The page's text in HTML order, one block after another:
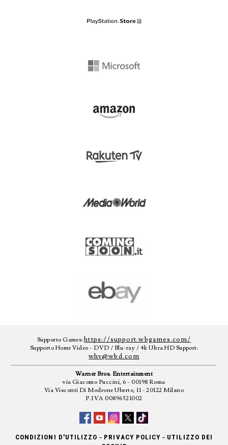
Supporto Games:https://support.wbgames.com/
Supporto Home Video - DVD / Blu-ray / 4k Ultra HD Support:
whv@wbd.com
Warner Bros. Entertainment
via Giacomo Puccini, 6 - 00198 Roma
Via Visconti Di Modrone Uberto, 11 - 20122 Milano
P.IVA 00896521002
CONDIZIONI D'UTILIZZO - PRIVACY POLICY - UTILIZZO DEI